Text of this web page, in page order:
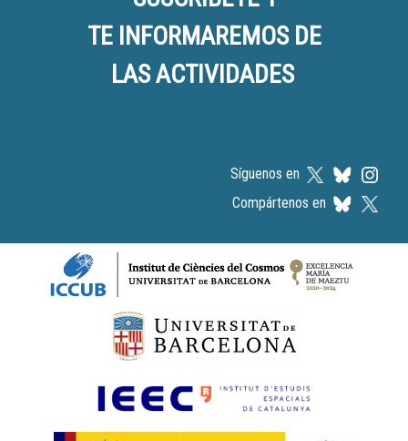
TE INFORMAREMOS DE
LAS ACTIVIDADES
Síguenos en
Compártenos en
Logos footer